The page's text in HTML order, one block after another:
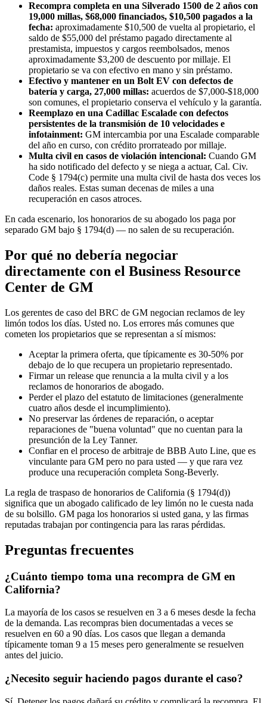
Recompra completa en una Silverado 1500 de 2 años con
19,000 millas, $68,000 financiados, $10,500 pagados a la
fecha: aproximadamente $10,500 de vuelta al propietario, el
saldo de $55,000 del préstamo pagado directamente al
prestamista, impuestos y cargos reembolsados, menos
aproximadamente $3,200 de descuento por millaje. El
propietario se va con efectivo en mano y sin préstamo.
Efectivo y mantener en un Bolt EV con defectos de
batería y carga, 27,000 millas: acuerdos de $7,000-$18,000
son comunes, el propietario conserva el vehículo y la garantía.
Reemplazo en una Cadillac Escalade con defectos
persistentes de la transmisión de 10 velocidades e
infotainment: GM intercambia por una Escalade comparable
del año en curso, con crédito prorrateado por millaje.
Multa civil en casos de violación intencional: Cuando GM
ha sido notificado del defecto y se niega a actuar, Cal. Civ.
Code § 1794(c) permite una multa civil de hasta dos veces los
daños reales. Estas suman decenas de miles a una
recuperación en casos atroces.
En cada escenario, los honorarios de su abogado los paga por
separado GM bajo § 1794(d) — no salen de su recuperación.
Por qué no debería negociar
directamente con el Business Resource
Center de GM
Los gerentes de caso del BRC de GM negocian reclamos de ley
limón todos los días. Usted no. Los errores más comunes que
cometen los propietarios que se representan a sí mismos:
Aceptar la primera oferta, que típicamente es 30-50% por
debajo de lo que recupera un propietario representado.
Firmar un release que renuncia a la multa civil y a los
reclamos de honorarios de abogado.
Perder el plazo del estatuto de limitaciones (generalmente
cuatro años desde el incumplimiento).
No preservar las órdenes de reparación, o aceptar
reparaciones de "buena voluntad" que no cuentan para la
presunción de la Ley Tanner.
Confiar en el proceso de arbitraje de BBB Auto Line, que es
vinculante para GM pero no para usted — y que rara vez
produce una recuperación completa Song-Beverly.
La regla de traspaso de honorarios de California (§ 1794(d))
significa que un abogado calificado de ley limón no le cuesta nada
de su bolsillo. GM paga los honorarios si usted gana, y las firmas
reputadas trabajan por contingencia para las raras pérdidas.
Preguntas frecuentes
¿Cuánto tiempo toma una recompra de GM en
California?
La mayoría de los casos se resuelven en 3 a 6 meses desde la fecha
de la demanda. Las recompras bien documentadas a veces se
resuelven en 60 a 90 días. Los casos que llegan a demanda
típicamente toman 9 a 15 meses pero generalmente se resuelven
antes del juicio.
¿Necesito seguir haciendo pagos durante el caso?